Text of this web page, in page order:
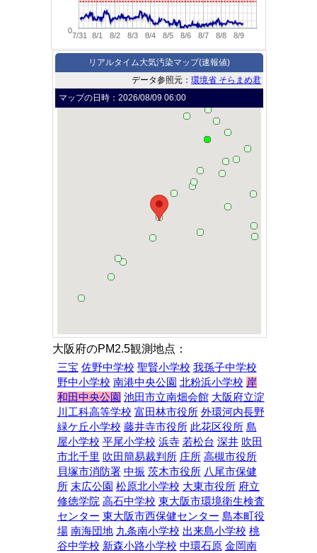
7/31 8/1 8/2 8/3 8/4 8/5 8/6 8/7 8/8 8/9
0
リアルタイム大気汚染マップ(速報値)
データ参照元：環境省 そらまめ君
マップの日時：2026/08/09 06:00
大阪府のPM2.5観測地点：
三宝 佐野中学校 聖賢小学校 我孫子中学校
野中小学校 南港中央公園 北粉浜小学校 岸
和田中央公園 池田市立南畑会館 大阪府立淀
川工科高等学校 富田林市役所 外環河内長野
緑ケ丘小学校 藤井寺市役所 此花区役所 島
屋小学校 平尾小学校 浜寺 若松台 深井 吹田
市北千里 吹田簡易裁判所 庄所 高槻市役所
貝塚市消防署 中振 茨木市役所 八尾市保健
所 末広公園 松原北小学校 大東市役所 府立
修徳学院 高石中学校 東大阪市環境衛生検査
センター 東大阪市西保健センター 島本町役
場 南海団地 九条南小学校 出来島小学校 桃
谷中学校 新森小路小学校 中環石原 金岡南